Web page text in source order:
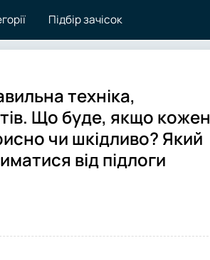
Підбір зачісок
техніка,
Що буде, якщо кожен
чи шкідливо? Який
від підлоги